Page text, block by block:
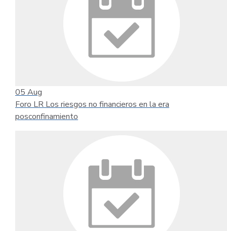
05 Aug
Foro LR Los riesgos no financieros en la era
posconfinamiento